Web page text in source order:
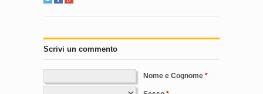
Scrivi un commento
Nome e Cognome